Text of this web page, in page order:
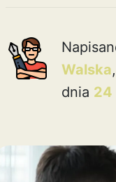
Walska,
dnia 24